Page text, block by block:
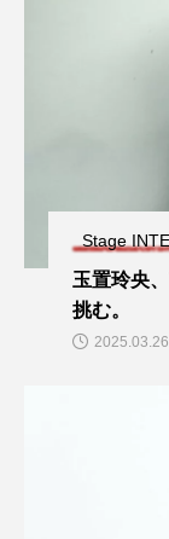
Stage
玉置玲央
挑む。
2025.03.26